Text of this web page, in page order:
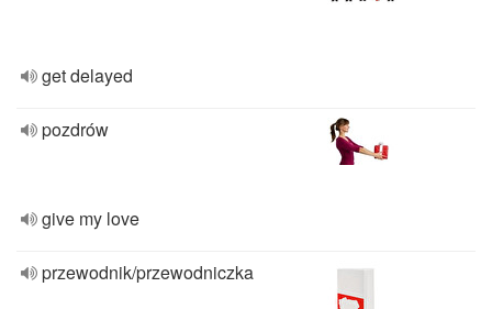
get delayed
pozdrów
give my love
przewodnik/przewodniczka